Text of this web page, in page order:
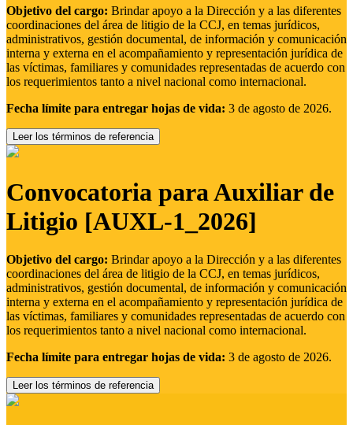
Objetivo del cargo: Brindar apoyo a la Dirección y a las diferentes
coordinaciones del área de litigio de la CCJ, en temas jurídicos,
administrativos, gestión documental, de información y comunicación
interna y externa en el acompañamiento y representación jurídica de
las víctimas, familiares y comunidades representadas de acuerdo con
los requerimientos tanto a nivel nacional como internacional.
Fecha límite para entregar hojas de vida: 3 de agosto de 2026.
Leer los términos de referencia
Convocatoria para Auxiliar de
Litigio [AUXL-1_2026]
Objetivo del cargo: Brindar apoyo a la Dirección y a las diferentes
coordinaciones del área de litigio de la CCJ, en temas jurídicos,
administrativos, gestión documental, de información y comunicación
interna y externa en el acompañamiento y representación jurídica de
las víctimas, familiares y comunidades representadas de acuerdo con
los requerimientos tanto a nivel nacional como internacional.
Fecha límite para entregar hojas de vida: 3 de agosto de 2026.
Leer los términos de referencia